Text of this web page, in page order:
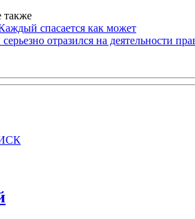
также
спасается как может
отразился на деятельности